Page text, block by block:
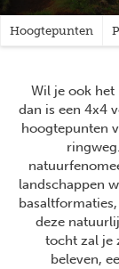
Hoogtepunten
Wil je ook het
dan is een 4x4
hoogtepunten
landschappen
deze
tocht zal je
beleven,